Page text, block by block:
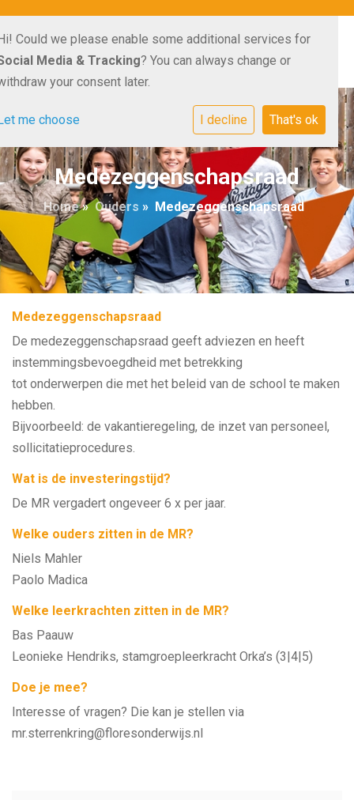
Medezeggenschapsraad
Home» Ouders » Medezeggenschapsraad
Medezeggenschapsraad
De medezeggenschapsraad geeft adviezen en heeft
instemmingsbevoegdheid met betrekking
tot onderwerpen die met het beleid van de school te maken
hebben.
Bijvoorbeeld: de vakantieregeling, de inzet van personeel,
sollicitatieprocedures.
Wat is de investeringstijd?
De MR vergadert ongeveer 6 x per jaar.
Welke ouders zitten in de MR?
Niels Mahler
Paolo Madica
Welke leerkrachten zitten in de MR?
Bas Paauw
Leonieke Hendriks, stamgroepleerkracht Orka’s (3|4|5)
Doe je mee?
Interesse of vragen? Die kan je stellen via
mr.sterrenkring@floresonderwijs.nl
Could we please enable some additional services for
Media & Tracking? You can always change or
your consent later.
me choose I decline That's ok